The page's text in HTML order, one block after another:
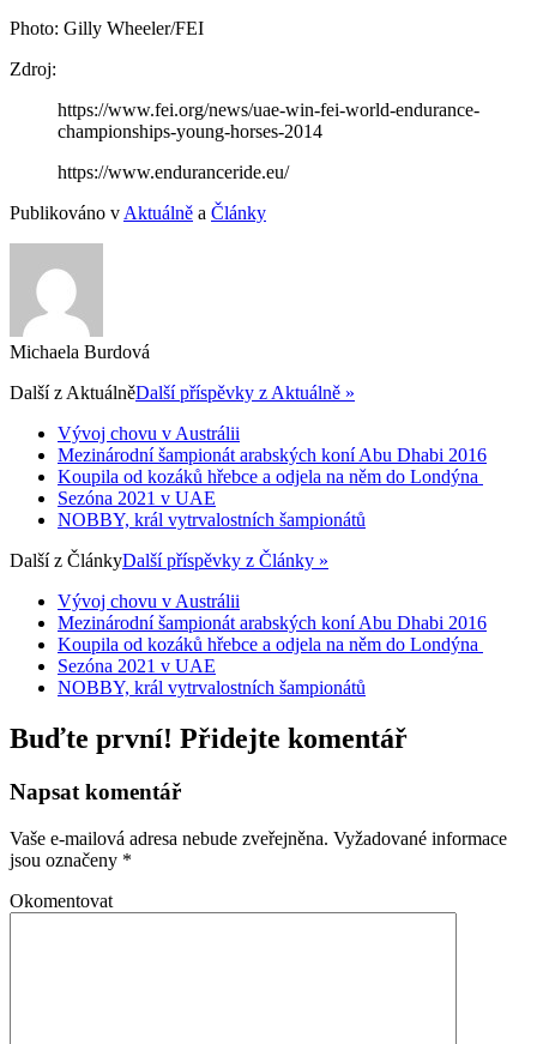
Photo: Gilly Wheeler/FEI
Zdroj:
https://www.fei.org/news/uae-win-fei-world-endurance-
championships-young-horses-2014
https://www.enduranceride.eu/
Publikováno v Aktuálně a Články
Michaela Burdová
Další z AktuálněDalší příspěvky z Aktuálně »
Vývoj chovu v Austrálii
Mezinárodní šampionát arabských koní Abu Dhabi 2016
Koupila od kozáků hřebce a odjela na něm do Londýna
Sezóna 2021 v UAE
NOBBY, král vytrvalostních šampionátů
Další z ČlánkyDalší příspěvky z Články »
Vývoj chovu v Austrálii
Mezinárodní šampionát arabských koní Abu Dhabi 2016
Koupila od kozáků hřebce a odjela na něm do Londýna
Sezóna 2021 v UAE
NOBBY, král vytrvalostních šampionátů
Buďte první! Přidejte komentář
Napsat komentář
Vaše e-mailová adresa nebude zveřejněna. Vyžadované informace
jsou označeny *
Okomentovat